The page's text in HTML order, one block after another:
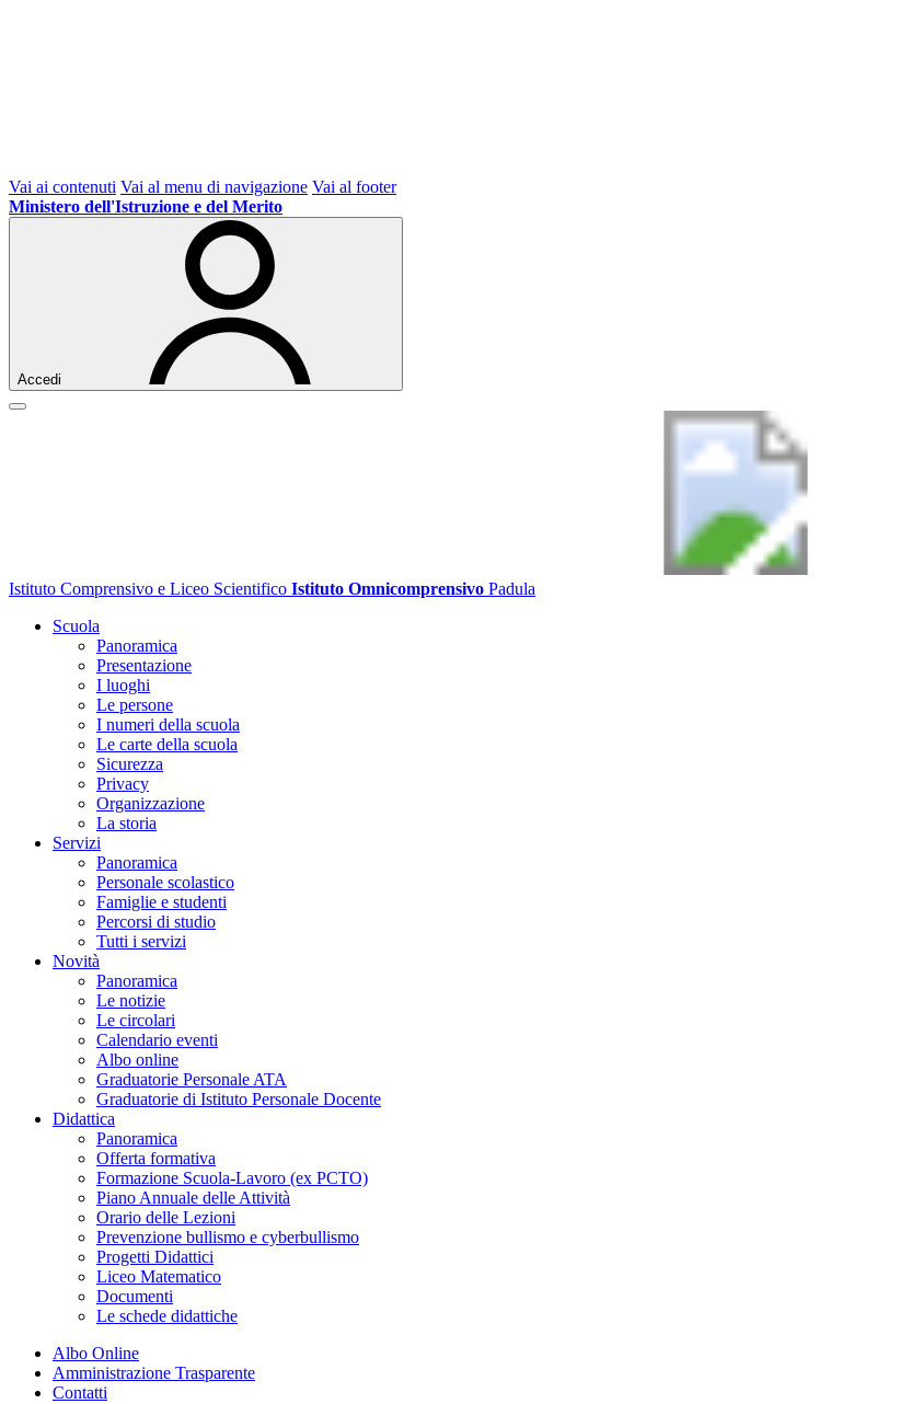
Vai ai contenuti Vai al menu di navigazione Vai al footer
Ministero dell'Istruzione e del Merito
Accedi
Istituto Comprensivo e Liceo Scientifico Istituto Omnicomprensivo Padula
Scuola
Panoramica
Presentazione
I luoghi
Le persone
I numeri della scuola
Le carte della scuola
Sicurezza
Privacy
Organizzazione
La storia
Servizi
Panoramica
Personale scolastico
Famiglie e studenti
Percorsi di studio
Tutti i servizi
Novità
Panoramica
Le notizie
Le circolari
Calendario eventi
Albo online
Graduatorie Personale ATA
Graduatorie di Istituto Personale Docente
Didattica
Panoramica
Offerta formativa
Formazione Scuola-Lavoro (ex PCTO)
Piano Annuale delle Attività
Orario delle Lezioni
Prevenzione bullismo e cyberbullismo
Progetti Didattici
Liceo Matematico
Documenti
Le schede didattiche
Albo Online
Amministrazione Trasparente
Contatti